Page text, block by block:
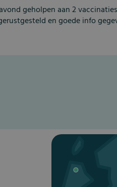
geholpen aan 2
en goede info